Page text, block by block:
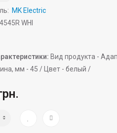
MK Electric
WHI
Вид продукта -
мм - 45 / Цвет - белый /